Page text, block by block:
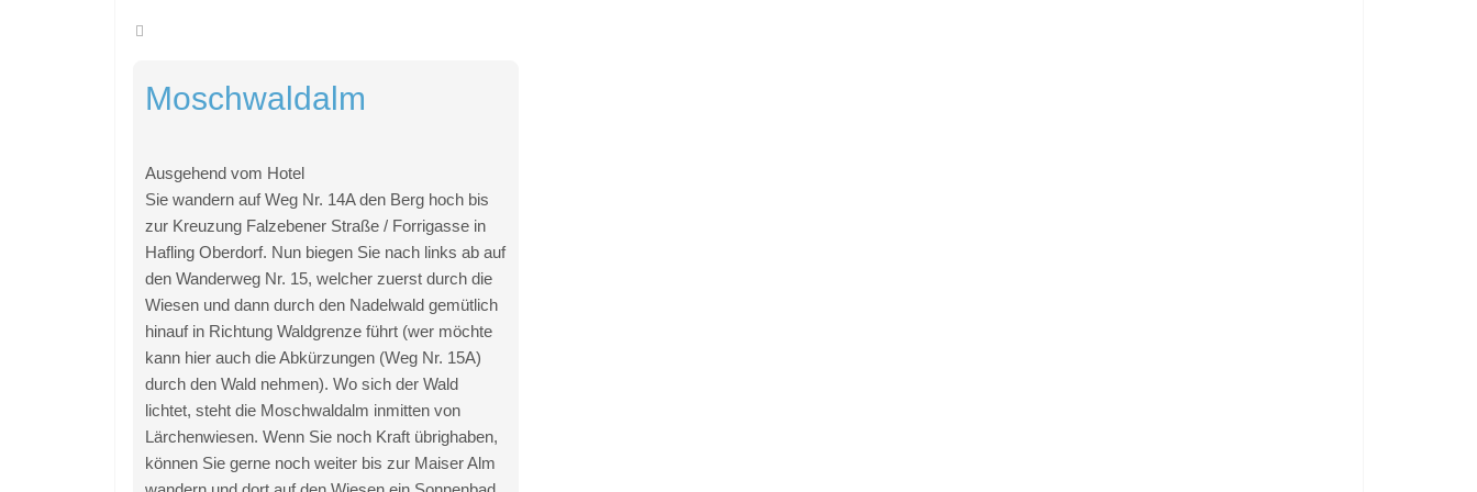
Moschwaldalm
Ausgehend vom Hotel
Sie wandern auf Weg Nr. 14A den Berg hoch bis
zur Kreuzung Falzebener Straße / Forrigasse in
Hafling Oberdorf. Nun biegen Sie nach links ab auf
den Wanderweg Nr. 15, welcher zuerst durch die
Wiesen und dann durch den Nadelwald gemütlich
hinauf in Richtung Waldgrenze führt (wer möchte
kann hier auch die Abkürzungen (Weg Nr. 15A)
durch den Wald nehmen). Wo sich der Wald
lichtet, steht die Moschwaldalm inmitten von
Lärchenwiesen. Wenn Sie noch Kraft übrighaben,
können Sie gerne noch weiter bis zur Maiser Alm